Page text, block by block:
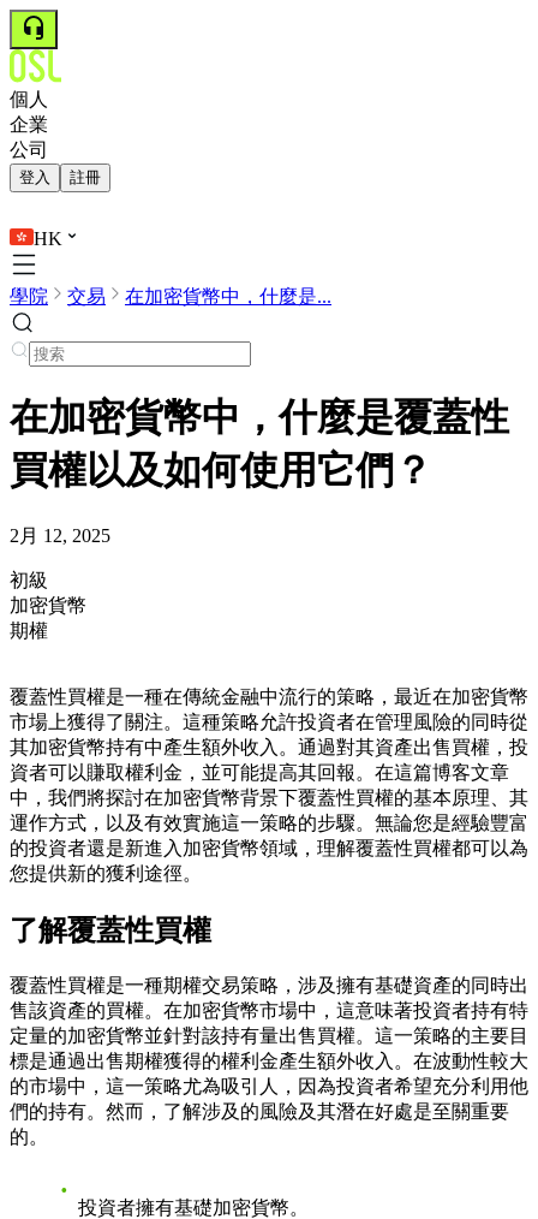
個人
企業
公司
登入 註冊
HK
學院 交易 在加密貨幣中，什麼是...
在加密貨幣中，什麼是覆蓋性
買權以及如何使用它們？
2月 12, 2025
初級
加密貨幣
期權
覆蓋性買權是一種在傳統金融中流行的策略，最近在加密貨幣
市場上獲得了關注。這種策略允許投資者在管理風險的同時從
其加密貨幣持有中產生額外收入。通過對其資產出售買權，投
資者可以賺取權利金，並可能提高其回報。在這篇博客文章
中，我們將探討在加密貨幣背景下覆蓋性買權的基本原理、其
運作方式，以及有效實施這一策略的步驟。無論您是經驗豐富
的投資者還是新進入加密貨幣領域，理解覆蓋性買權都可以為
您提供新的獲利途徑。
了解覆蓋性買權
覆蓋性買權是一種期權交易策略，涉及擁有基礎資產的同時出
售該資產的買權。在加密貨幣市場中，這意味著投資者持有特
定量的加密貨幣並針對該持有量出售買權。這一策略的主要目
標是通過出售期權獲得的權利金產生額外收入。在波動性較大
的市場中，這一策略尤為吸引人，因為投資者希望充分利用他
們的持有。然而，了解涉及的風險及其潛在好處是至關重要
的。
投資者擁有基礎加密貨幣。